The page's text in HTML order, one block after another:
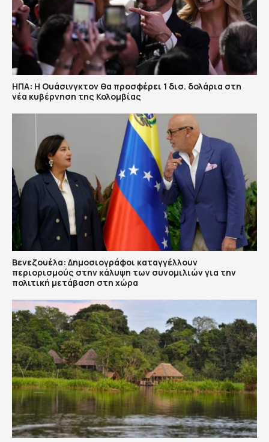
ΗΠΑ: H Ουάσινγκτον θα προσφέρει 1 δισ. δολάρια στη
νέα κυβέρνηση της Κολομβίας
Βενεζουέλα: Δημοσιογράφοι καταγγέλλουν
περιορισμούς στην κάλυψη των συνομιλιών για την
πολιτική μετάβαση στη χώρα